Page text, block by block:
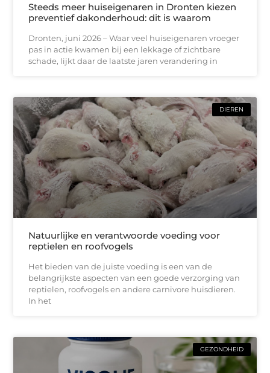
Steeds meer huiseigenaren in Dronten kiezen
preventief dakonderhoud: dit is waarom
Dronten, juni 2026 – Waar veel huiseigenaren vroeger
pas in actie kwamen bij een lekkage of zichtbare
schade, lijkt daar de laatste jaren verandering in
DIEREN
Natuurlijke en verantwoorde voeding voor
reptielen en roofvogels
Het bieden van de juiste voeding is een van de
belangrijkste aspecten van een goede verzorging van
reptielen, roofvogels en andere carnivore huisdieren.
In het
GEZONDHEID